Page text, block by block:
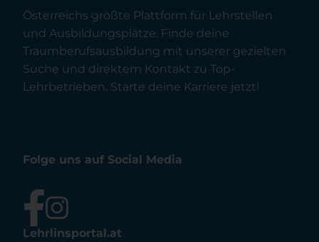
Österreichs größte Plattform für Lehrstellen
und Ausbildungsplätze. Finde deine
Traumberufsausbildung mit unserer gezielten
Suche und direktem Kontakt zu Top-
Lehrbetrieben. Starte deine Karriere jetzt!
Folge uns auf Social Media
Lehrlinsportal.at